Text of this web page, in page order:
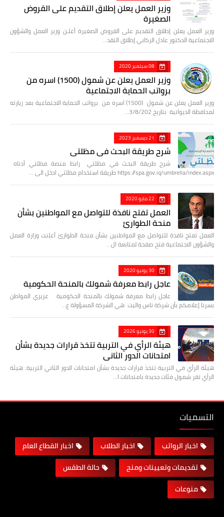
وزير العمل يعلن إطلاق التقديم على القروض
الصغيرة
وزير العمل يعلن إطلاق التقديم على القروض الصغيرة أعلـن وزير العمل والشؤون
الاجتماعية الدكتور عادل الركابي إطلاق التقد…
08 سبتمبر 2020
وزير العمل يعلن عن شمول (1500) اسره من
برواتب الحماية الاجتماعية
وزير العمل يعلن عن شمول (1500) اسره من برواتب الحماية الاجتماعية بعد زيارته
لمحافظة الديوانية بتاريخ 3/8/202…
21 ديسمبر 2023
شرح طريقة البحث في مظلتي
شرح طريقة البحث في مظلتي رابط منصة مظلتي أدناه
https://spa.gov.iq/umbrella/index.aspx طريقة استخدام مظلتي ادخل الى …
22 مايو 2020
العمل تفتح نافذة للتواصل مع المواطنين بشأن
منحة الطوارئ
العمل تفتح نافذة للتواصل مع المواطنين بشأن منحة الطوارئ أعلنت وزارة العمل
والشؤون الاجتماعية فتح صفحة لمتابعة ال…
30 يونيو 2020
عاجل رابط معرفة شمولك بالمنحة الحكومية
عاجل رابط معرفة شمولك بالمنحة الحكومية عزيزي المواطن
يسرنا إعلامكم بأن شركة ناس واليت هي الشركة المسؤولة ع…
30 يونيو 2026
هيئة الرأي في التربية تتخذ قرارات جديدة بشأن
امتحانات الدور الثاني
هيئة الرأي في التربية تتخذ قرارات جديدة بشأن امتحانات الدور الثاني التربية: هيئة
الرأي تقر شمول فئات جديدة بامتحانات ا…
التسميات
اخبار الرواتب اخبار الطلاب
اخبار القطاع العام
تقديمات وتعيينات ومنح
حالة الطقس
منوعات